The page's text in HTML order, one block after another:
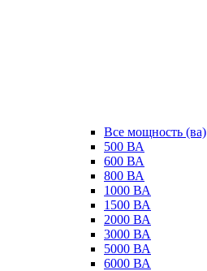
Все мощность (ва)
500 ВА
600 ВА
800 ВА
1000 ВА
1500 ВА
2000 ВА
3000 ВА
5000 ВА
6000 ВА